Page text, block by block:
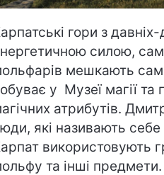
гори з
силою,
мешкають
у Музеї магії
атрибутів.
які називають
використовують
та інші